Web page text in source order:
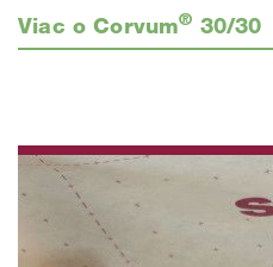
Viac o Corvum® 30/30